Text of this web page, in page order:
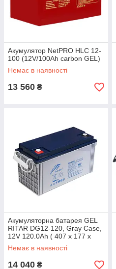
Акумулятор NetPRO HLC 12-
100 (12V/100Ah carbon GEL)
Немає в наявності
13 560 ₴
Акумуляторна батарея GEL
RITAR DG12-120, Gray Case,
12V 120.0Ah ( 407 х 177 х
225) Q1/36
Немає в наявності
14 040 ₴